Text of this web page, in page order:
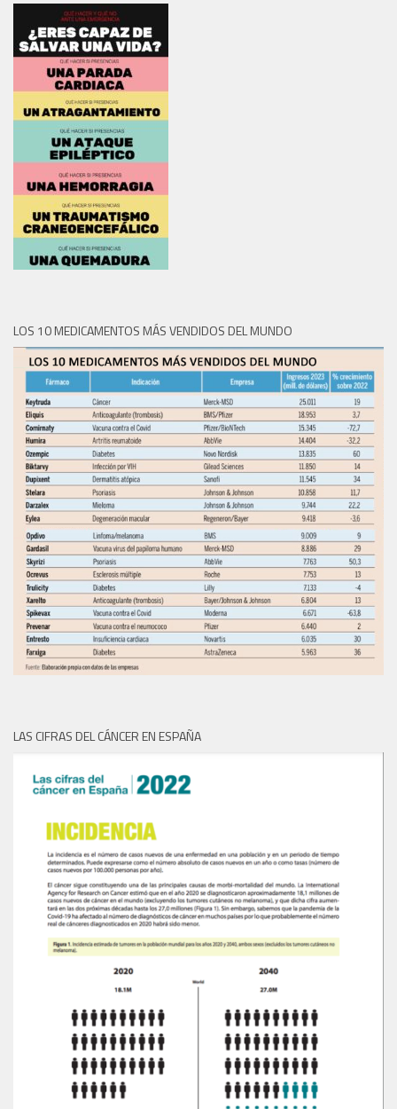
LOS 10 MEDICAMENTOS MÁS VENDIDOS DEL MUNDO
LAS CIFRAS DEL CÁNCER EN ESPAÑA